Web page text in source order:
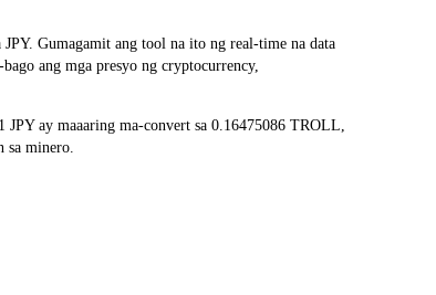
Gumagamit ang tool na ito ng real-time na data
ang mga presyo ng cryptocurrency,
ay maaaring ma-convert sa 0.16475086 TROLL,
sa minero.